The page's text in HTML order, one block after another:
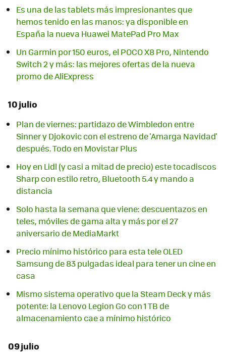
Es una de las tablets más impresionantes que
hemos tenido en las manos: ya disponible en
España la nueva Huawei MatePad Pro Max
Un Garmin por 150 euros, el POCO X8 Pro, Nintendo
Switch 2 y más: las mejores ofertas de la nueva
promo de AliExpress
10 julio
Plan de viernes: partidazo de Wimbledon entre
Sinner y Djokovic con el estreno de 'Amarga Navidad'
después. Todo en Movistar Plus
Hoy en Lidl (y casi a mitad de precio) este tocadiscos
Sharp con estilo retro, Bluetooth 5.4 y mando a
distancia
Solo hasta la semana que viene: descuentazos en
teles, móviles de gama alta y más por el 27
aniversario de MediaMarkt
Precio mínimo histórico para esta tele OLED
Samsung de 83 pulgadas ideal para tener un cine en
casa
Mismo sistema operativo que la Steam Deck y más
potente: la Lenovo Legion Go con 1 TB de
almacenamiento cae a mínimo histórico
09 julio